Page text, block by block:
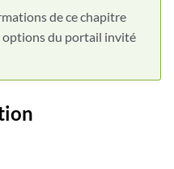
de ce chapitre
options du portail invité